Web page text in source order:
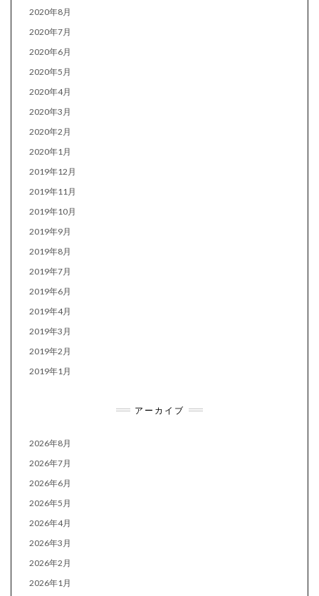
2020年8月
2020年7月
2020年6月
2020年5月
2020年4月
2020年3月
2020年2月
2020年1月
2019年12月
2019年11月
2019年10月
2019年9月
2019年8月
2019年7月
2019年6月
2019年4月
2019年3月
2019年2月
2019年1月
アーカイブ
2026年8月
2026年7月
2026年6月
2026年5月
2026年4月
2026年3月
2026年2月
2026年1月